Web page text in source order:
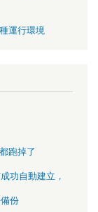
運行環境
跑掉了
功自動建立，
份